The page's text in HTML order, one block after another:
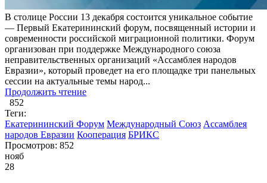
В столице России 13 декабря состоится уникальное событие
— Первый Екатерининский форум, посвященный истории и
современности российской миграционной политики. Форум
организован при поддержке Международного союза
неправительственных организаций «Ассамблея народов
Евразии», который проведет на его площадке три панельных
сессии на актуальные темы народ...
Продолжить чтение
852
Теги:
Екатерининский Форум Международный Союз Ассамблея
народов Евразии Кооперация БРИКС
Просмотров: 852
нояб
28